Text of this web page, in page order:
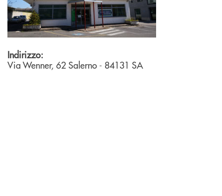
Indirizzo:
Via Wenner, 62 Salerno - 84131 SA